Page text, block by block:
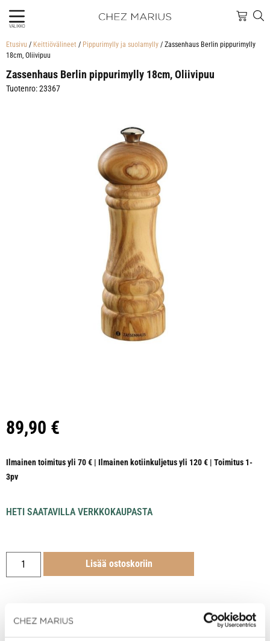
VALIKKO
Etusivu / Keittiövälineet / Pippurimylly ja suolamylly / Zassenhaus Berlin pippurimylly
18cm, Oliivipuu
Zassenhaus Berlin pippurimylly 18cm, Oliivipuu
Tuotenro: 23367
89,90 €
Ilmainen toimitus yli 70 € | Ilmainen kotiinkuljetus yli 120 € | Toimitus 1-
3pv
HETI SAATAVILLA VERKKOKAUPASTA
Lisää ostoskoriin